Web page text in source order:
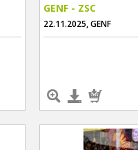
GENF - ZSC
22.11.2025, GENF